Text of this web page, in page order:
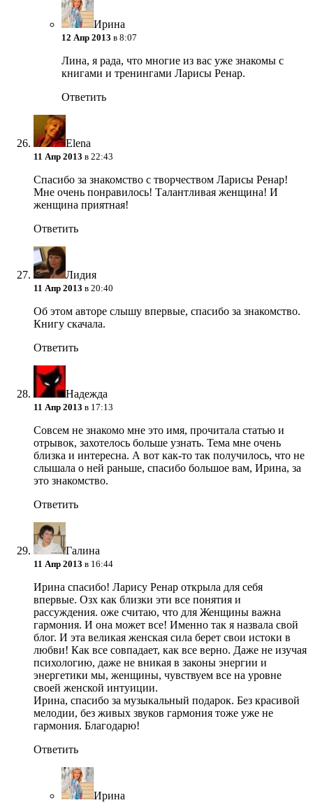
Ирина
12 Апр 2013 в 8:07
Лина, я рада, что многие из вас уже знакомы с
книгами и тренингами Ларисы Ренар.
Ответить
Elena
11 Апр 2013 в 22:43
Спасибо за знакомство с творчеством Ларисы Ренар!
Мне очень понравилось! Талантливая женщина! И
женщина приятная!
Ответить
Лидия
11 Апр 2013 в 20:40
Об этом авторе слышу впервые, спасибо за знакомство.
Книгу скачала.
Ответить
Надежда
11 Апр 2013 в 17:13
Совсем не знакомо мне это имя, прочитала статью и
отрывок, захотелось больше узнать. Тема мне очень
близка и интересна. А вот как-то так получилось, что не
слышала о ней раньше, спасибо большое вам, Ирина, за
это знакомство.
Ответить
Галина
11 Апр 2013 в 16:44
Ирина спасибо! Ларису Ренар открыла для себя
впервые. Озх как близки эти все понятия и
рассуждения. оже считаю, что для Женщины важна
гармония. И она может все! Именно так я назвала свой
блог. И эта великая женская сила берет свои истоки в
любви! Как все совпадает, как все верно. Даже не изучая
психологию, даже не вникая в законы энергии и
энергетики мы, женщины, чувствуем все на уровне
своей женской интуиции.
Ирина, спасибо за музыкальный подарок. Без красивой
мелодии, без живых звуков гармония тоже уже не
гармония. Благодарю!
Ответить
Ирина